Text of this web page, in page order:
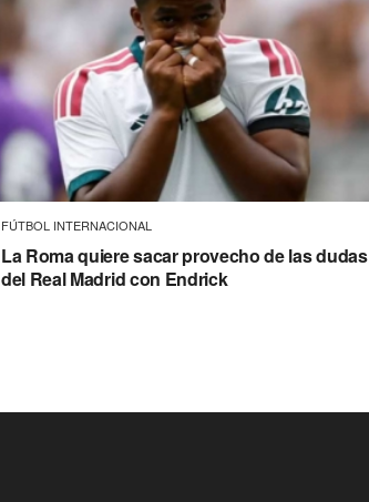
FÚTBOL INTERNACIONAL
La Roma quiere sacar provecho de las dudas
del Real Madrid con Endrick